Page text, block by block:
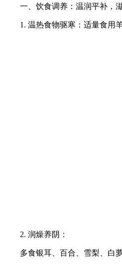
一、饮食调养：温润平补，
1. 温热食物驱寒：适量食用羊
2. 润燥养阴：
多食银耳、百合、雪梨、白萝